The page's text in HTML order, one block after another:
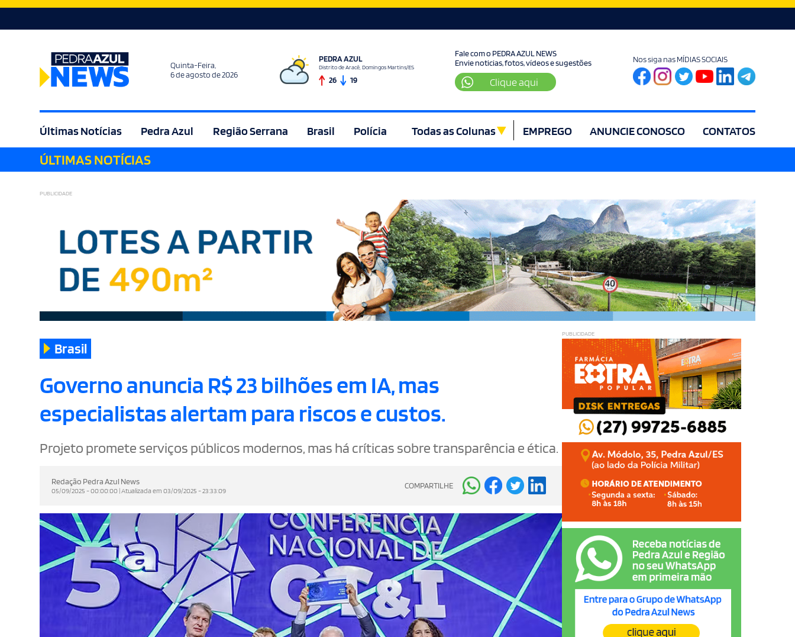
Quinta-Feira,
6 de agosto de 2026
PEDRA AZUL
Distrito de Aracê, Domingos Martins/ES
26 19
Fale com o PEDRA AZUL NEWS
Envie noticias, fotos, vídeos e sugestões
Clique aqui
Nos siga nas MÍDIAS SOCIAIS
Últimas Notícias Pedra Azul Região Serrana Brasil Polícia Todas as Colunas
Agricultura
EMPREGO ANUNCIE CONOSCO CONTATOS
ÚLTIMAS NOTÍCIAS
PUBLICIDADE
Brasil
Governo anuncia R$ 23 bilhões em IA, mas
especialistas alertam para riscos e custos.
Projeto promete serviços públicos modernos, mas há críticas sobre transparência e ética.
Redação Pedra Azul News
05/09/2025 - 00:00:00 | Atualizada em 03/09/2025 - 23:33:09 COMPARTILHE
PUBLICIDADE